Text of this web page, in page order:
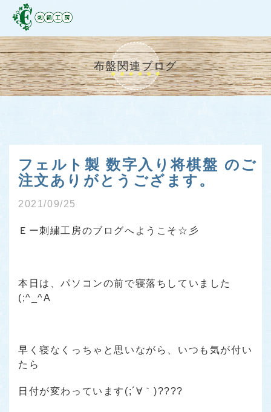
布盤関連ブログ
フェルト製 数字入り将棋盤 のご
注文ありがとうござます。
2021/09/25
Ｅー刺繍工房のブログへようこそ☆彡
本日は、パソコンの前で寝落ちしていました
(;^_^A
早く寝なくっちゃと思いながら、いつも気が付い
たら
日付が変わっています(;´∀｀)????